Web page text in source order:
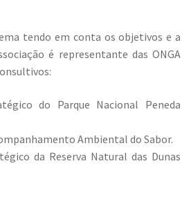
tendo em conta os objetivos e a
é representante das ONGA
do Parque Nacional Peneda
Ambiental do Sabor.
da Reserva Natural das Dunas